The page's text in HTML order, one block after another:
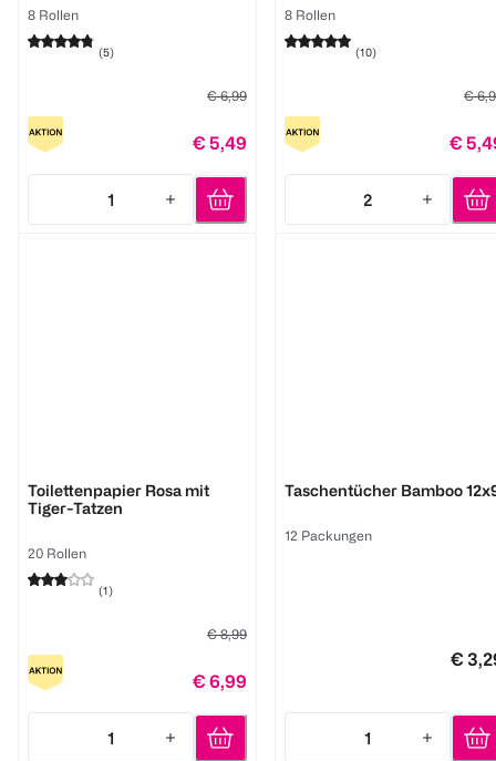
8 Rollen
(5)
€ 6,99
€ 5,49
1
Quantity: 1
8 Rollen
(10)
€
€
2
Quantity: 2
Toilettenpapier Rosa mit
Tiger-Tatzen
20 Rollen
(1)
€ 8,99
€ 6,99
1
Quantity: 1
Taschentücher Bamboo
12 Packungen
€
1
Quantity: 1